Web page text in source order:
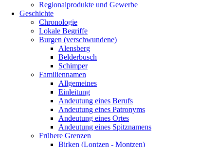
Regionalprodukte und Gewerbe
Geschichte
Chronologie
Lokale Begriffe
Burgen (verschwundene)
Alensberg
Belderbusch
Schimper
Familiennamen
Allgemeines
Einleitung
Andeutung eines Berufs
Andeutung eines Patronyms
Andeutung eines Ortes
Andeutung eines Spitznamens
Frühere Grenzen
Birken (Lontzen - Montzen)